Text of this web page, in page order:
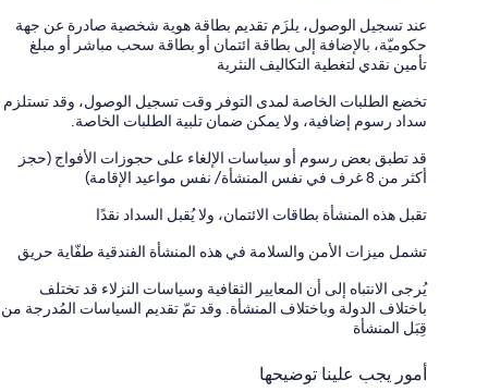
عند تسجيل الوصول، يلزَم تقديم بطاقة هوية شخصية صادرة عن جهة
حكوميّة، بالإضافة إلى بطاقة ائتمان أو بطاقة سحب مباشر أو مبلغ
تأمين نقدي لتغطية التكاليف النثرية
تخضع الطلبات الخاصة لمدى التوفر وقت تسجيل الوصول، وقد تستلزم
سداد رسوم إضافية، ولا يمكن ضمان تلبية الطلبات الخاصة.
قد تطبق بعض رسوم أو سياسات الإلغاء على حجوزات الأفواج (حجز
أكثر من 8 غرف في نفس المنشأة/ نفس مواعيد الإقامة)
تقبل هذه المنشأة بطاقات الائتمان، ولا يُقبل السداد نقدًا
تشمل ميزات الأمن والسلامة في هذه المنشأة الفندقية طفّاية حريق
يُرجى الانتباه إلى أن المعايير الثقافية وسياسات النزلاء قد تختلف
باختلاف الدولة وباختلاف المنشأة. وقد تمّ تقديم السياسات المُدرجة من
قِبَل المنشأة
أمور يجب علينا توضيحها